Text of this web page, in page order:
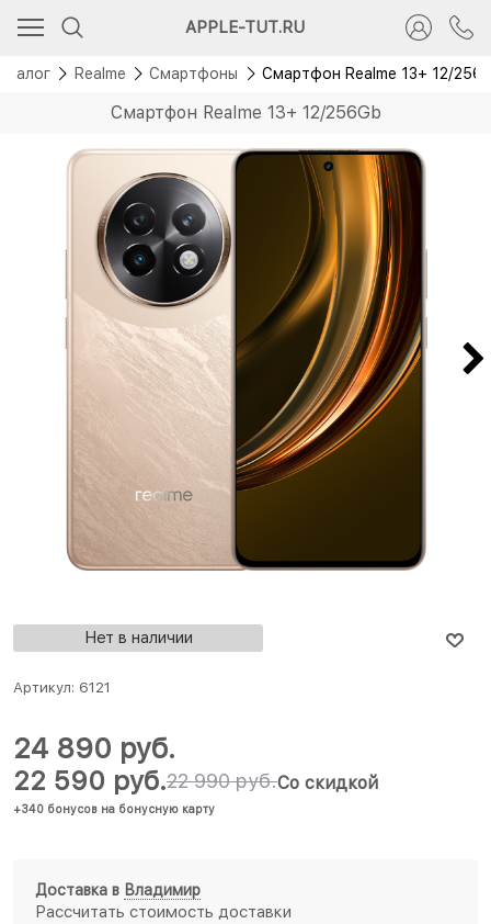
APPLE-TUT.RU
Realme Смартфоны Смартфон Realme 13+ 12/
Смартфон Realme 13+ 12/256Gb
Скидка 400 руб.
Новинка
Нет в наличии
Артикул: 6121
22 990 руб.
22 590 руб.
+340 бонусов на бонусную карту
Со скидкой
24 890 руб.
Доставка в Владимир
Рассчитать стоимость доставки